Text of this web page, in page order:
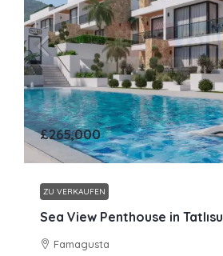
£265,000
ZU VERKAUFEN
Sea View Penthouse in Tatlısu
Famagusta